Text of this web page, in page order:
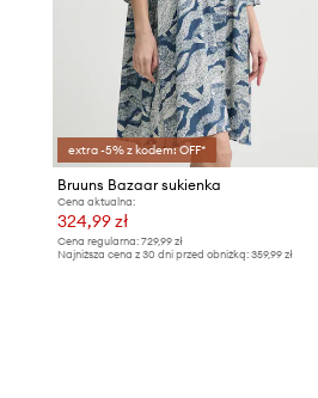
extra -5% z kodem: OFF*
Bruuns Bazaar sukienka
Cena aktualna:
324,99 zł
Cena regularna: 729,99 zł
Najniższa cena z 30 dni przed obniżką: 359,99 zł